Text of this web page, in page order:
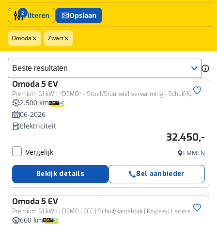
2Filteren Opslaan
Omoda Zwart
Sorteer resultaten
Omoda5 EV
Premium 61 kWh *DEMO* - Stoel/Stuurwiel verwarming - Schuif/Kanteldak - Navigatie - Adaptief Cruise Conrole - WLTP 402 KM - 7 Jaar fabrieksgarantie
2.500 km
06-2026
Elektriciteit
32.450,-
Vergelijk EMMEN
Bekijk details Bel aanbieder
Omoda5 EV
Premium 61 kWh | DEMO | ECC | Schuif/kanteldak | Keyless | Lederen bekleding | Stoel & Stuurverwarming | Navigatie | 7 Jaar fabrieksgarantie
660 km